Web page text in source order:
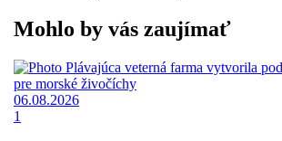
Mohlo by vás zaujímať
06.08.2026
1